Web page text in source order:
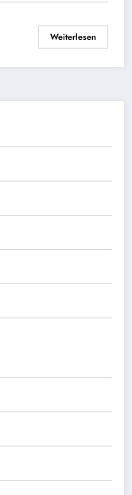
Weiterlesen